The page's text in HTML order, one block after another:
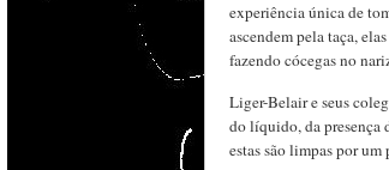
experiência única de
ascendem pela taça,
fazendo cócegas no
Liger-Belair e seus
do líquido, da presença
estas são limpas por um